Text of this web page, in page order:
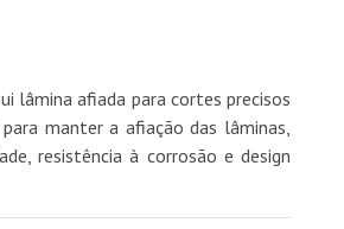
lâmina afiada para cortes precisos
manter a afiação das lâminas,
resistência à corrosão e design